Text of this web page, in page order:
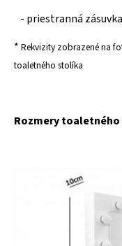
- priestranná
* Rekvizity zobrazené na
toaletného stolíka
Rozmery